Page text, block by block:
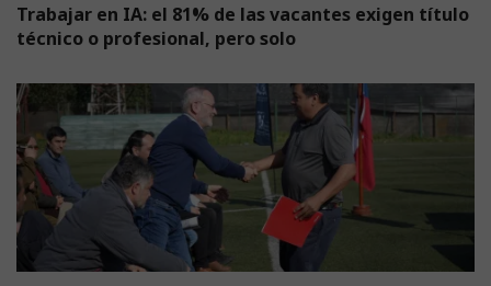
Trabajar en IA: el 81% de las vacantes exigen título
técnico o profesional, pero solo